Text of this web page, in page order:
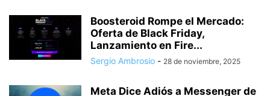
Boosteroid Rompe el Mercado:
Oferta de Black Friday,
Lanzamiento en Fire...
Sergio Ambrosio - 28 de noviembre, 2025
Meta Dice Adiós a Messenger de